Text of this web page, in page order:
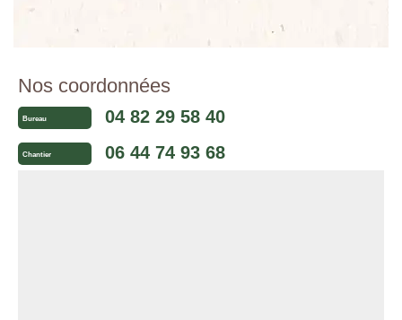
Nos coordonnées
Bureau 04 82 29 58 40
Chantier 06 44 74 93 68